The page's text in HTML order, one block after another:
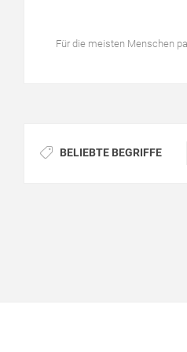
Für die meisten Menschen
BELIEBTE BEGRIFFE